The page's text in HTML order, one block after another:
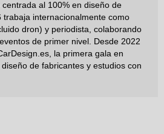
al 100% en diseño de
trabaja internacionalmente como
dron) y periodista, colaborando
de primer nivel. Desde 2022
la primera gala en
de fabricantes y estudios con